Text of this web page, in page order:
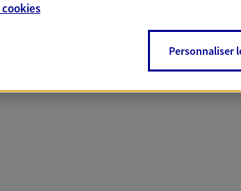
PRO &
cookies
Personnaliser